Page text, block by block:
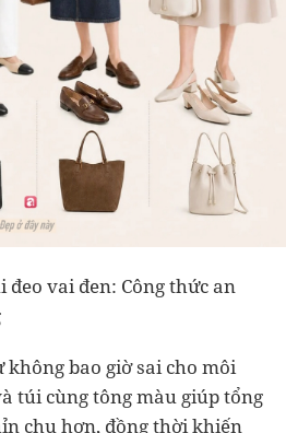
vai đen: Công thức an
bao giờ sai cho môi
túi cùng tông màu giúp tổng
chu hơn, đồng thời khiến